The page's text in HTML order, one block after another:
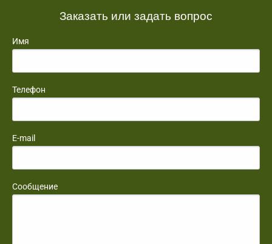
Заказать или задать вопрос
Имя
Телефон
E-mail
Сообщение